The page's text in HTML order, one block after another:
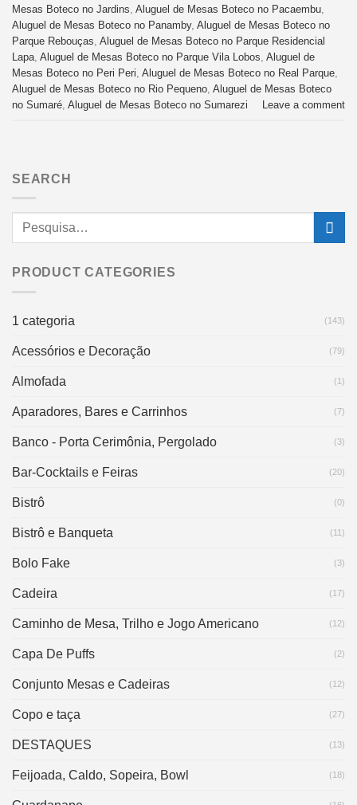
Mesas Boteco no Jardins Aluguel de Mesas Boteco no Pacaembu
Aluguel de Mesas Boteco no Panamby, Aluguel de Mesas Boteco no
Parque Rebouças Aluguel de Mesas Boteco no Parque Residencial
Lapa Aluguel de Mesas Boteco no Parque Vila Lobos Aluguel de
Mesas Boteco no Peri Peri Aluguel de Mesas Boteco no Real Parque
Aluguel de Mesas Boteco no Rio Pequeno Aluguel de Mesas Boteco
no Sumaré Aluguel de Mesas Boteco no Sumarezi Leave a comment
SEARCH
PRODUCT CATEGORIES
1 categoria (143)
Acessórios e Decoração (79)
Almofada (1)
Aparadores, Bares e Carrinhos (7)
Banco - Porta Cerimônia, Pergolado (3)
Bar-Cocktails e Feiras (20)
Bistrô (0)
Bistrô e Banqueta (11)
Bolo Fake (3)
Cadeira (17)
Caminho de Mesa, Trilho e Jogo Americano (12)
Capa De Puffs (2)
Conjunto Mesas e Cadeiras (12)
Copo e taça (27)
DESTAQUES (13)
Feijoada, Caldo, Sopeira, Bowl (18)